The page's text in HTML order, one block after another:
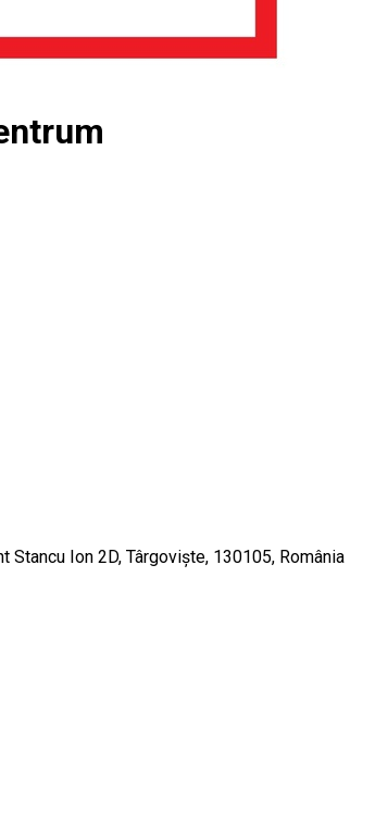
Stancu Ion 2D, Târgoviște, 130105, România